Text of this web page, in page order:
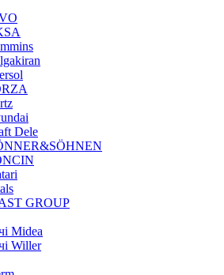
Dele
GROUP
Midea
Willer